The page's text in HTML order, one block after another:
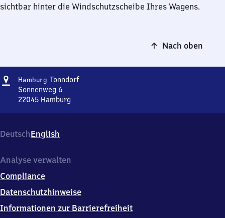
sichtbar hinter die Windschutzscheibe Ihres Wagens.
Nach oben
Adresse
Hamburg TonndorfHamburg-
Sonnenweg 6
22045 Hamburg
Sonnenweg
6,
2
4
5
DeutschEnglish
Analyse verwalten
Compliance
Datenschutzhinweise
Informationen zur Barrierefreiheit